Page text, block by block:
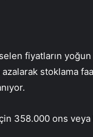
fiyatların
azalarak stoklama
358.000 ons